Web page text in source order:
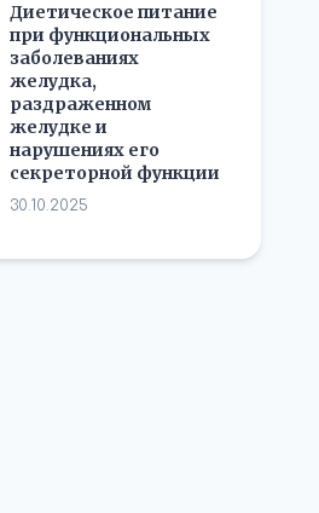
Диетическое питание
при функциональных
заболеваниях
желудка,
раздраженном
желудке и
нарушениях его
секреторной функции
30.10.2025